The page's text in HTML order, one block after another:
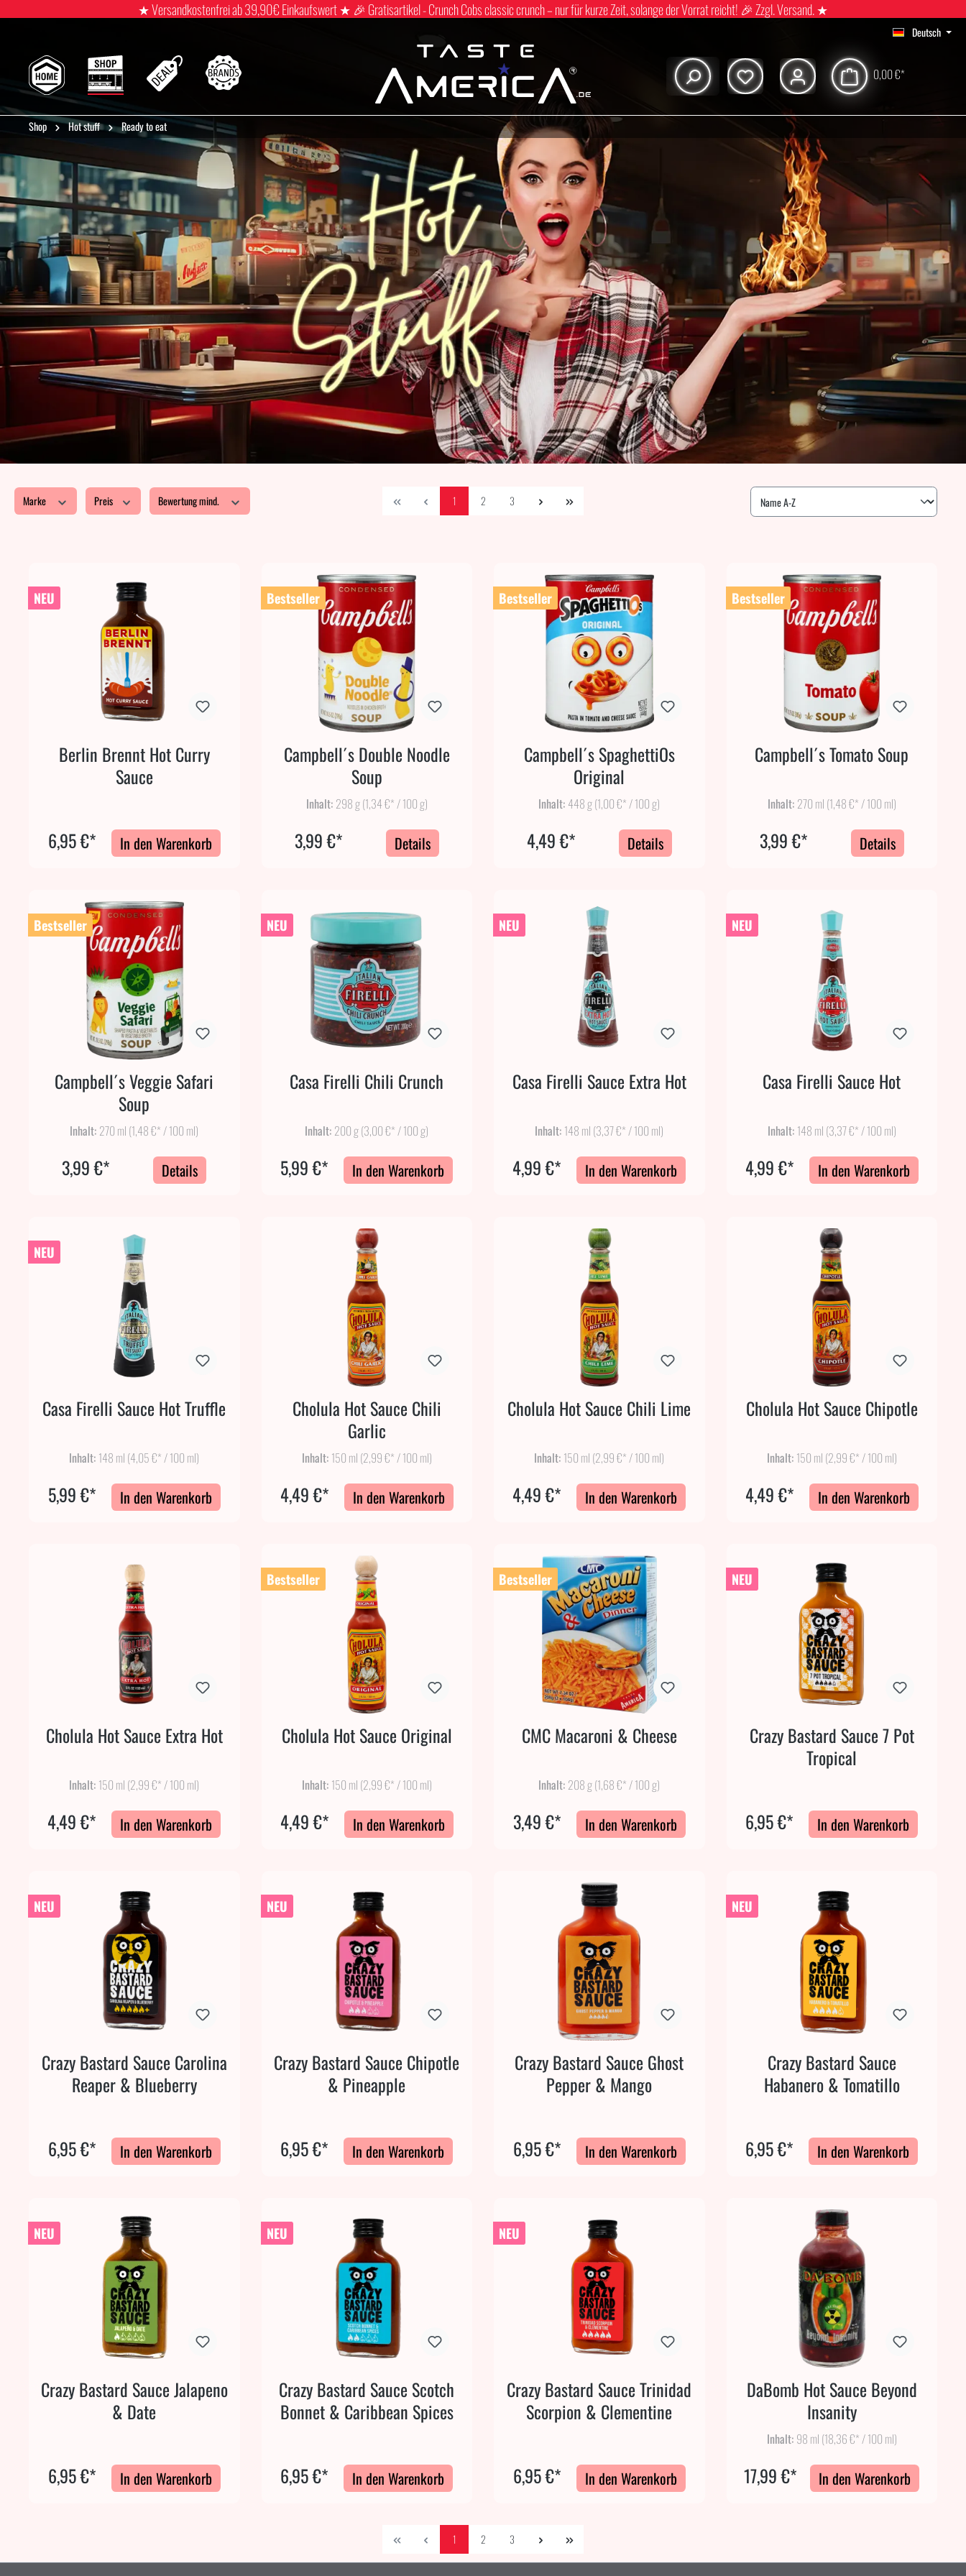
★ Versandkostenfrei ab 39,90€ Einkaufswert ★ 🎉 Gratisartikel - Crunch Cobs classic crunch – nur für kurze Zeit, solange der Vorrat reicht! 🎉 Zzgl. Versand. ★
Deutsch
0,00 €*
Shop Hot stuff Ready to eat
Marke Preis Bewertung mind. 1 2 3
NEU
Berlin Brennt Hot Curry
Sauce
6,95 €* In den Warenkorb
Bestseller
Campbell´s Double Noodle
Soup
Inhalt: 298 g(1,34 €* / 100 g)
3,99 €* Details
Bestseller
Campbell´s SpaghettiOs
Original
Inhalt: 448 g(1,00 €* / 100 g)
4,49 €* Details
Bestseller
Campbell´s Tomato Soup
Inhalt: 270 ml (1,48 €* / 100 ml)
3,99 €* Details
Bestseller
Campbell´s Veggie Safari
Soup
Inhalt: 270 ml (1,48 €* / 100 ml)
3,99 €* Details
NEU
Casa Firelli Chili Crunch
Inhalt: 200 g(3,00 €* / 100 g)
5,99 €* In den Warenkorb
NEU
Casa Firelli Sauce Extra Hot
Inhalt: 148 ml (3,37 €* / 100 ml)
4,99 €* In den Warenkorb
NEU
Casa Firelli Sauce Hot
Inhalt: 148 ml (3,37 €* / 100 ml)
4,99 €* In den Warenkorb
NEU
Casa Firelli Sauce Hot Truffle
Inhalt: 148 ml (4,05 €* / 100 ml)
5,99 €* In den Warenkorb
Cholula Hot Sauce Chili
Garlic
Inhalt: 150 ml (2,99 €* / 100 ml)
4,49 €* In den Warenkorb
Cholula Hot Sauce Chili Lime
Inhalt: 150 ml (2,99 €* / 100 ml)
4,49 €* In den Warenkorb
Cholula Hot Sauce Chipotle
Inhalt: 150 ml (2,99 €* / 100 ml)
4,49 €* In den Warenkorb
Cholula Hot Sauce Extra Hot
Inhalt: 150 ml (2,99 €* / 100 ml)
4,49 €* In den Warenkorb
Bestseller
Cholula Hot Sauce Original
Inhalt: 150 ml (2,99 €* / 100 ml)
4,49 €* In den Warenkorb
Bestseller
CMC Macaroni & Cheese
Inhalt: 208 g(1,68 €* / 100 g)
3,49 €* In den Warenkorb
NEU
Crazy Bastard Sauce 7 Pot
Tropical
6,95 €* In den Warenkorb
NEU
Crazy Bastard Sauce Carolina
Reaper & Blueberry
6,95 €* In den Warenkorb
NEU
Crazy Bastard Sauce Chipotle
& Pineapple
6,95 €* In den Warenkorb
Crazy Bastard Sauce Ghost
Pepper & Mango
6,95 €* In den Warenkorb
NEU
Crazy Bastard Sauce
Habanero & Tomatillo
6,95 €* In den Warenkorb
NEU
Crazy Bastard Sauce Jalapeno
& Date
6,95 €* In den Warenkorb
NEU
Crazy Bastard Sauce Scotch
Bonnet & Caribbean Spices
6,95 €* In den Warenkorb
NEU
Crazy Bastard Sauce Trinidad
Scorpion & Clementine
6,95 €* In den Warenkorb
DaBomb Hot Sauce Beyond
Insanity
Inhalt: 98 ml (18,36 €* / 100 ml)
17,99 €* In den Warenkorb
1 2 3